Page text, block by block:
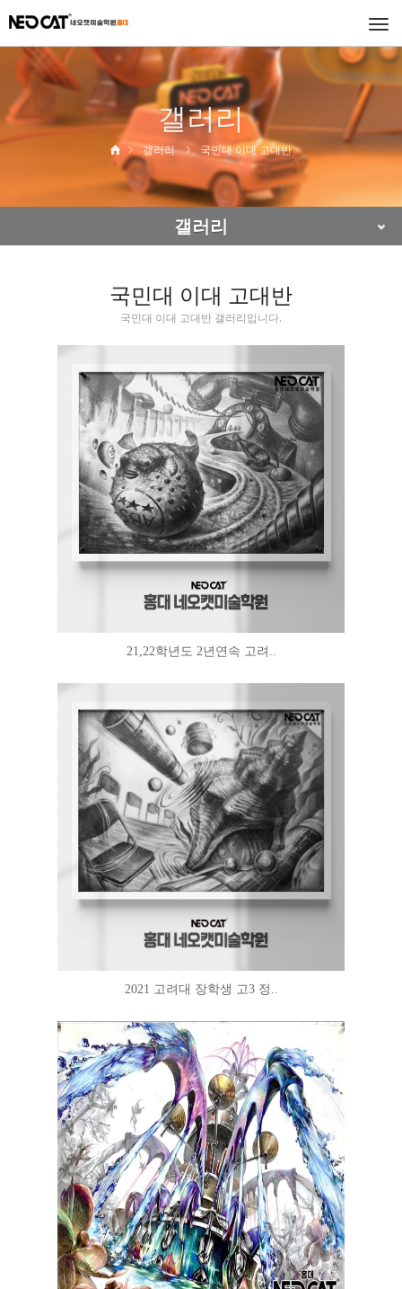
갤러리
갤러리 국민대 이대 고대반
갤러리
국민대 이대 고대반
국민대 이대 고대반 갤러리입니다.
21,22학년도 2년연속 고려..
2021 고려대 장학생 고3 정..